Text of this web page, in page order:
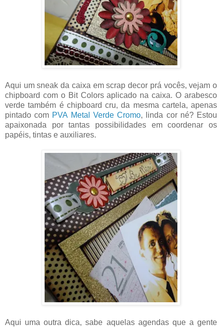
Aqui um sneak da caixa em scrap decor prá vocês, vejam o
chipboard com o Bit Colors aplicado na caixa. O arabesco
verde também é chipboard cru, da mesma cartela, apenas
pintado com PVA Metal Verde Cromo, linda cor né? Estou
apaixonada por tantas possibilidades em coordenar os
papéis, tintas e auxiliares.
Aqui uma outra dica, sabe aquelas agendas que a gente